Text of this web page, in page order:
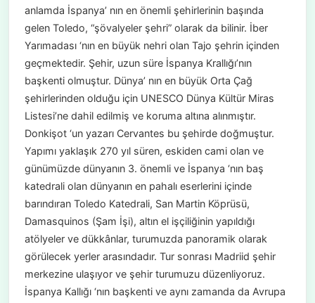
anlamda İspanya’ nın en önemli şehirlerinin başında
gelen Toledo, “şövalyeler şehri” olarak da bilinir. İber
Yarımadası ‘nın en büyük nehri olan Tajo şehrin içinden
geçmektedir. Şehir, uzun süre İspanya Krallığı’nın
başkenti olmuştur. Dünya’ nın en büyük Orta Çağ
şehirlerinden olduğu için UNESCO Dünya Kültür Miras
Listesi’ne dahil edilmiş ve koruma altına alınmıştır.
Donkişot ‘un yazarı Cervantes bu şehirde doğmuştur.
Yapımı yaklaşık 270 yıl süren, eskiden cami olan ve
günümüzde dünyanın 3. önemli ve İspanya ‘nın baş
katedrali olan dünyanın en pahalı eserlerini içinde
barındıran Toledo Katedrali, San Martin Köprüsü,
Damasquinos (Şam İşi), altın el işçiliğinin yapıldığı
atölyeler ve dükkânlar, turumuzda panoramik olarak
görülecek yerler arasındadır. Tur sonrası Madriid şehir
merkezine ulaşıyor ve şehir turumuzu düzenliyoruz.
İspanya Kallığı ‘nın başkenti ve aynı zamanda da Avrupa